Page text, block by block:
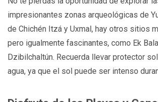
impresionantes zonas arqueológicas de
de Chichén Itzá y Uxmal, hay otros sitios
pero igualmente fascinantes, como Ek
Dzibilchaltún. Recuerda llevar protector
agua, ya que el sol puede ser intenso